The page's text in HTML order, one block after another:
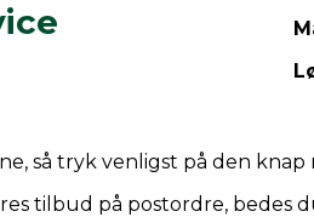
så tryk venligst på den knap
tilbud på postordre, bedes